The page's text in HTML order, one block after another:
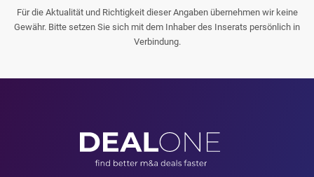
Für die Aktualität und Richtigkeit dieser Angaben übernehmen wir keine
Gewähr. Bitte setzen Sie sich mit dem Inhaber des Inserats persönlich in
Verbindung.